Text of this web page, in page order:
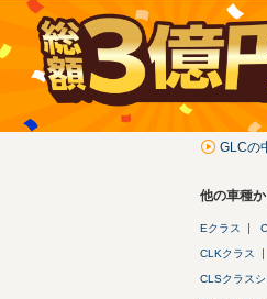
GLCの
他の車種
Eクラス
CLKクラス
CLSクラス